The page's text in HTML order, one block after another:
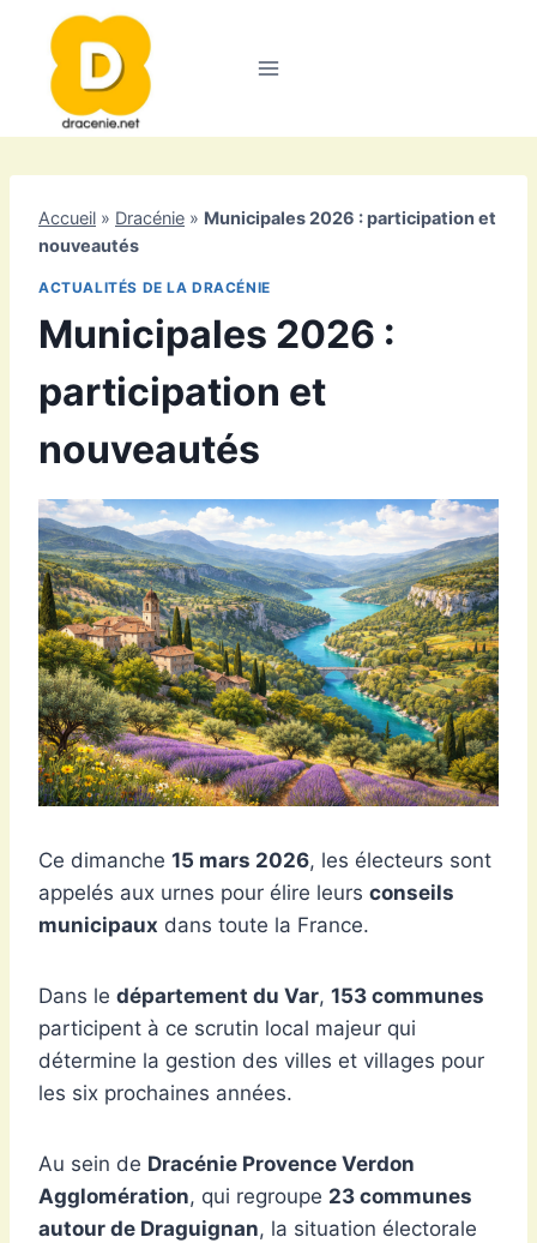
contenu
Accueil » Dracénie » Municipales 2026 : participation et
nouveautés
ACTUALITÉS DE LA DRACÉNIE
Municipales 2026 :
participation et
nouveautés
Ce dimanche 15 mars 2026, les électeurs sont
appelés aux urnes pour élire leurs conseils
municipaux dans toute la France.
Dans le département du Var, 153 communes
participent à ce scrutin local majeur qui
détermine la gestion des villes et villages pour
les six prochaines années.
Au sein de Dracénie Provence Verdon
Agglomération, qui regroupe 23 communes
autour de Draguignan, la situation électorale